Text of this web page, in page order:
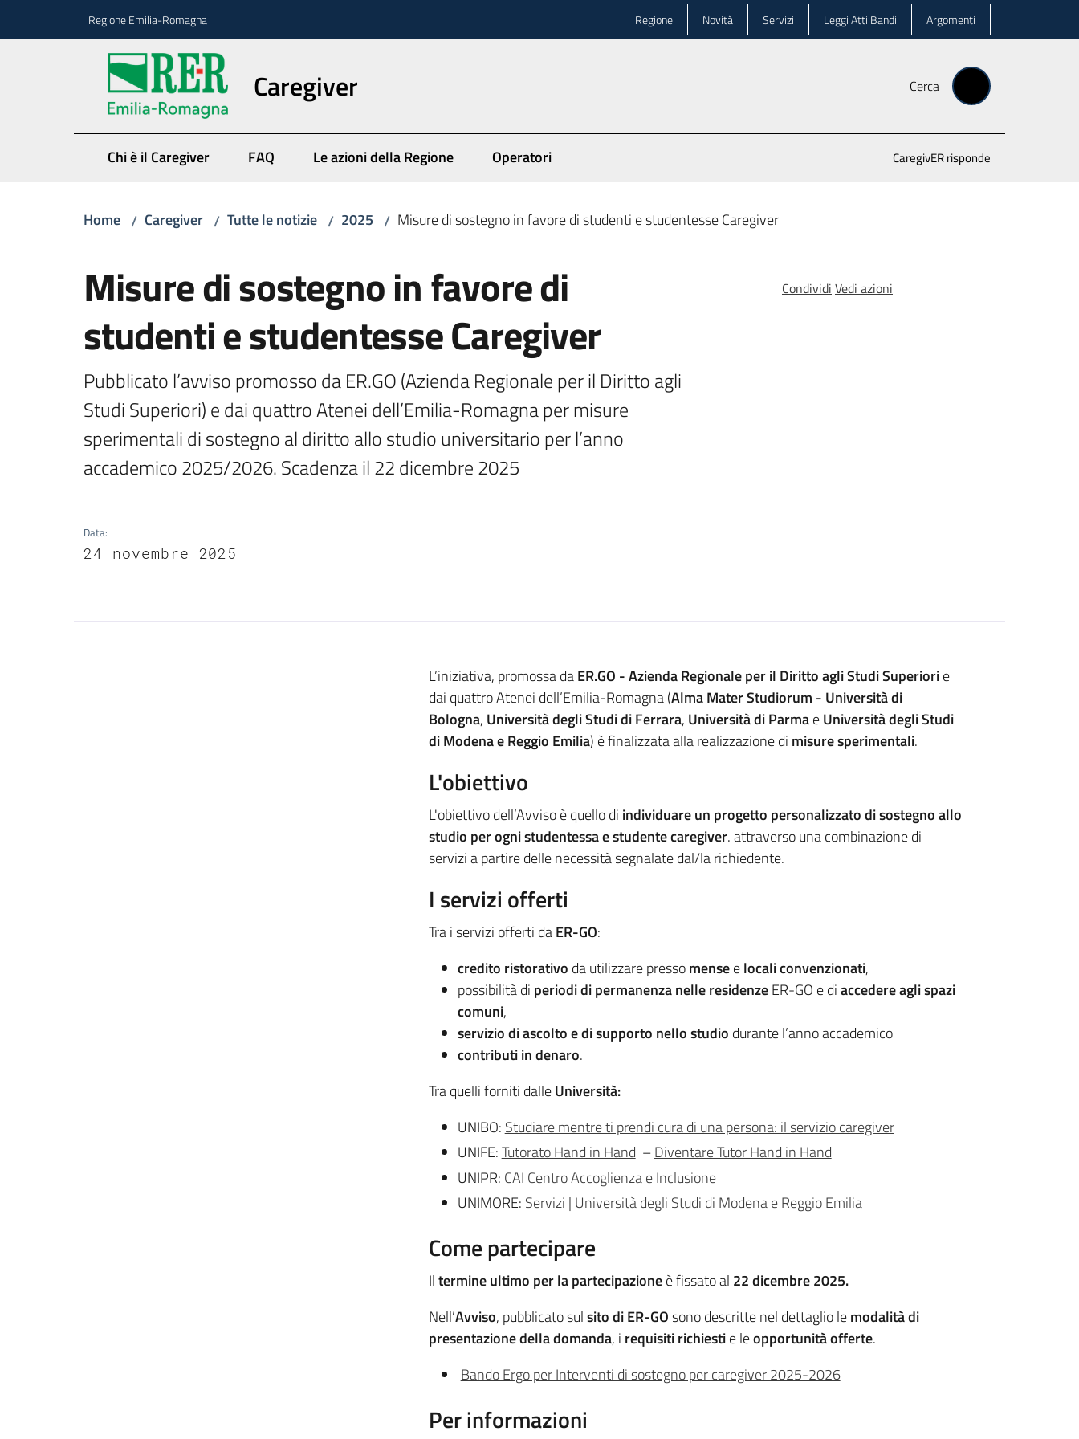
Regione Emilia-Romagna Regione Novità Servizi Leggi Atti Bandi Argomenti
Caregiver Cerca
Chi è il Caregiver FAQ Le azioni della Regione Operatori CaregivER risponde
Home / Caregiver / Tutte le notizie / 2025 / Misure di sostegno in favore di studenti e studentesse Caregiver
Misure di sostegno in favore di
studenti e studentesse Caregiver
Pubblicato l’avviso promosso da ER.GO (Azienda Regionale per il Diritto agli
Studi Superiori) e dai quattro Atenei dell’Emilia-Romagna per misure
sperimentali di sostegno al diritto allo studio universitario per l’anno
accademico 2025/2026. Scadenza il 22 dicembre 2025
Data:
24 novembre 2025
Condividi Vedi azioni
Introduzione
L’iniziativa, promossa daER.GO - Azienda Regionale per il Diritto agli Studi Superiorie
dai quattro Atenei dell’Emilia-Romagna (Alma Mater Studiorum - Università di
Bologna, Università degli Studi di Ferrara, Università di ParmaeUniversità degli Studi
di Modena e Reggio Emilia) è finalizzata alla realizzazione di misure sperimentali.
L'obiettivo
L'obiettivo dell’Avviso è quello di individuare un progetto personalizzato di sostegno allo
studio per ogni studentessa e studente caregiver. attraverso una combinazione di
servizi a partire delle necessità segnalate dal/la richiedente.
I servizi offerti
Tra i servizi offerti daER-GO:
credito ristorativo da utilizzare pressomenseelocali convenzionati,
possibilità di periodi di permanenza nelle residenzeER-GO e diaccedere agli spazi
comuni,
servizio di ascolto e di supporto nello studio durante l’anno accademico
contributi in denaro.
Tra quelli forniti dalleUniversità:
UNIBO: Studiare mentre ti prendi cura di una persona: il servizio caregiver
UNIFE:Tutorato Hand in Hand –Diventare Tutor Hand in Hand
UNIPR: CAI Centro Accoglienza e Inclusione
UNIMORE: Servizi | Università degli Studi di Modena e Reggio Emilia
Come partecipare
Iltermine ultimo per la partecipazioneè fissato al 22 dicembre 2025.
Nell’Avviso, pubblicato sulsito di ER-GOsono descritte nel dettaglio lemodalità di
presentazione della domanda, i requisiti richiestie leopportunità offerte.
Bando Ergo per Interventi di sostegno per caregiver 2025-2026
Per informazioni